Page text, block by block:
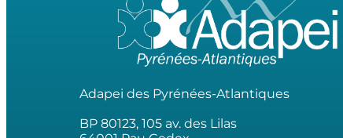
Adapei des Pyrénées-Atlantiques
BP 80123, 105 av. des Lilas